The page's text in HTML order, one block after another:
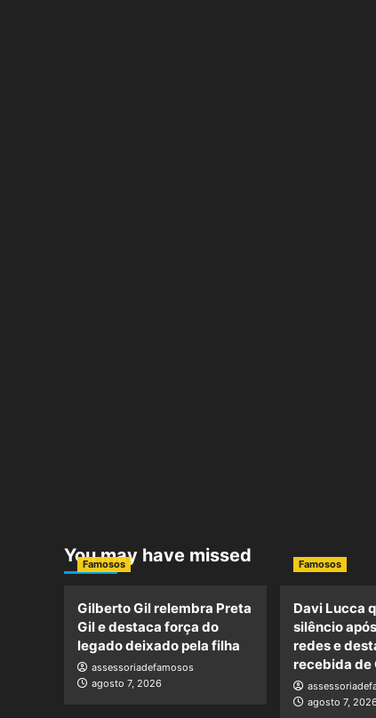
You may have missed
Famosos
Gilberto Gil relembra Preta
Gil e destaca força do
legado deixado pela filha
assessoriadefamosos
agosto 7, 2026
Famosos
Davi Lucca
silêncio
redes e
recebida de
agosto 7, 2026